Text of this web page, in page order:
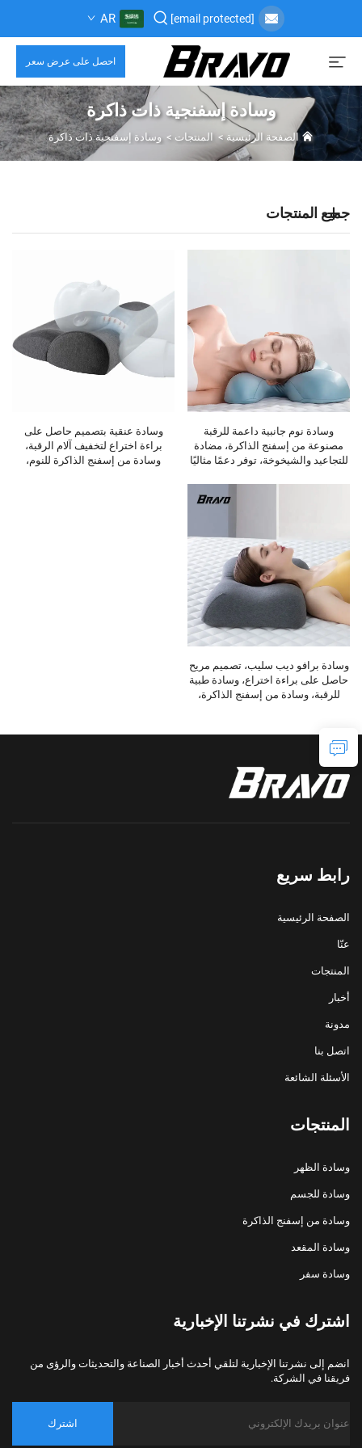
[email protected]
AR
احصل على عرض سعر
وسادة إسفنجية ذات ذاكرة
الصفحة الرئيسية>المنتجات >وسادة إسفنجية ذات ذاكرة
جميع المنتجات
وسادة نوم جانبية داعمة للرقبة
مصنوعة من إسفنج الذاكرة، مضادة
للتجاعيد والشيخوخة، توفر دعمًا مثاليًا
وسادة عنقية بتصميم حاصل على
براءة اختراع لتخفيف آلام الرقبة،
وسادة من إسفنج الذاكرة للنوم،
وسادة برافو ديب سليب، تصميم مريح
حاصل على براءة اختراع، وسادة طبية
للرقبة، وسادة من إسفنج الذاكرة،
رابط سريع
الصفحة الرئيسية
عنّا
المنتجات
أخبار
مدونة
اتصل بنا
الأسئلة الشائعة
المنتجات
وسادة الظهر
وسادة للجسم
وسادة من إسفنج الذاكرة
وسادة المقعد
وسادة سفر
اشترك في نشرتنا الإخبارية
انضم إلى نشرتنا الإخبارية لتلقي أحدث أخبار الصناعة والتحديثات والرؤى من
فريقنا في الشركة.
اشترك